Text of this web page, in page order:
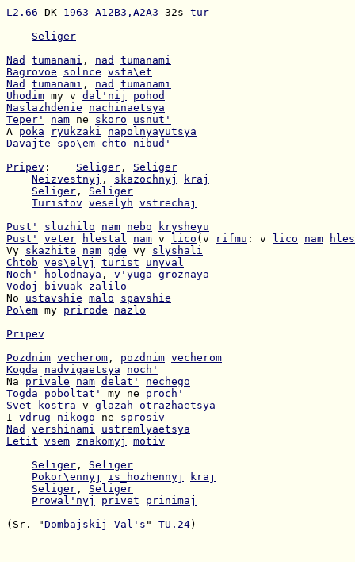
L2.66 DK 1963 A12B3,A2A3 32s tur
Seliger
Nad
tumanami , nad
tumanami
Bagrovoe
solnce vsta\et
Nad
tumanami , nad
tumanami
Uhodim my v dal'nij
pohod
Naslazhdenie
nachinaetsya
Teper'
nam ne skoro
usnut'
A poka ryukzaki
napolnyayutsya
Davajte
spo\em chto - nibud'
Pripev : Seliger , Seliger
Neizvestnyj , skazochnyj
kraj
Seliger , Seliger
Turistov veselyh vstrechaj
Pust'
sluzhilo nam nebo
krysheyu
Pust'
veter hlestal nam v lico (v rifmu : v lico nam
Vy skazhite nam gde vy slyshali
Chtob ves\elyj turist
unyval
Noch'
holodnaya , v'yuga groznaya
Vodoj
bivuak zalilo
No ustavshie malo
spavshie
Po\em my prirode
nazlo
Pripev
Pozdnim vecherom , pozdnim vecherom
Kogda
nadvigaetsya
noch'
Na privale nam delat'
nechego
Togda
poboltat' my ne proch'
Svet
kostra v glazah otrazhaetsya
I vdrug nikogo ne sprosiv
Nad
vershinami
ustremlyaetsya
Letit vsem znakomyj
motiv
Seliger , Seliger
Pokor\ennyj
is_hozhennyj
kraj
Seliger , Seliger
Prowal'nyj
privet
prinimaj
(Sr. "Dombajskij Val's " TU.24)